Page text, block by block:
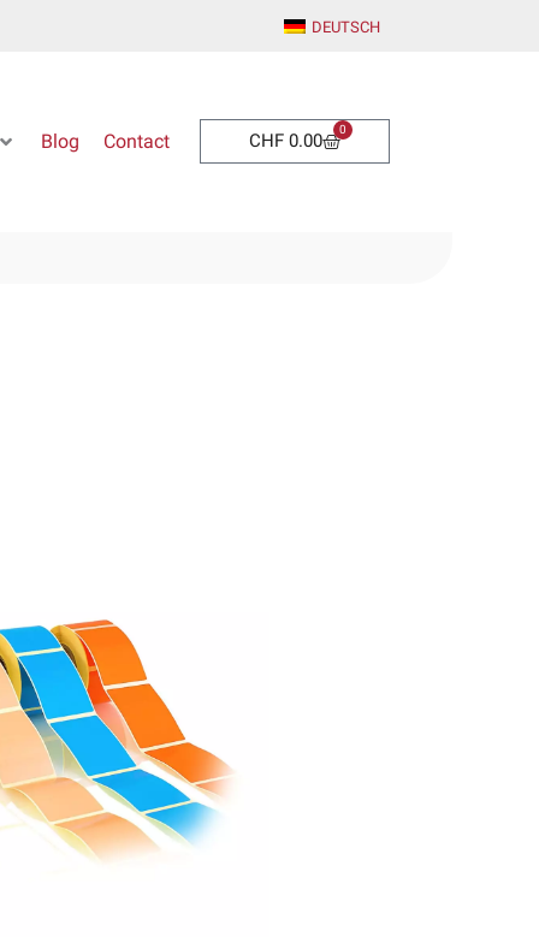
DEUTSCH
Blog Contact CHF0.00
0
Panier